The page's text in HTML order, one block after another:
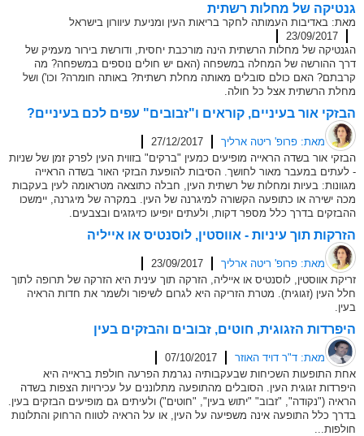
גנטיקה של מחלות רשתית
מאת: באדיבות העמותה לחקר בריאות העין ומניעת עיוורון בישראל
23/09/2017
הגנטיקה של מחלות הרשתית הינה מורכבת יחסית, ודורשת בירור מעמיק של
דרך ההורשה של המחלה במשפחה (האם יש חולים נוספים במשפחה? מה
קרבתם? האם כולם סובלים מאותה מחלת רשתית? באותה חומרה? וכו') ושל
מחלת הרשתית אצל כל חולה.
הבזקי אור בעיניים, קוראים ו"זבובים" עפים לכם בעיניים?
מאת: פרופ' ריטה ארליך
27/12/2017
הבזקי אור בשדה הראייה מופיעים כמעין "ברקים" בזווית העין לפרק זמן של שניות
- לעתים במעבר מאור לחושך. הסיבות להופעת הבזקי האור בשדה הראייה
מגוונות: בעיות ומחלות של רשתית העין, חבלה כתוצאה מטראומה לעין בעקבות
מכה ישירה או כתופעה הקשורה למיגרנה של העין. במקרה של מיגרנה, יימשכו
ההבזקים בדרך כלל מספר דקות, ולעתים יופיעו כזיגזגים ובצבעים.
הזרקות תוך עיניות - אווסטין, לוסנטיס או אייליה
מאת: פרופ' ריטה ארליך
23/09/2017
זריקת אווסטין, לוסנטיס או אייליה, הזרקה תוך עינית היא הזרקה של תרופה לתוך
חלל העין (זגוגית). מטרת הזריקה היא לגרום לשיפור ולשמר את חדות הראיה
בעין.
היפרדות הזגוגית, חוטים, זבובים והבזקים בעין
מאת: ד"ר דויד האוזר
07/10/2017
אחת התופעות השכיחות שבעקבותיה נגרמת הפרעה חולפת בראייה היא
היפרדות זגוגית העין. הסובלים מהתופעה מתלוננים על עכירויות הצפות בשדה
הראיה ("נקודה", "זבוב" "יתוש בעין", "חוטים") ולעיתים גם מופיעים הבזקים בעין.
בדרך כלל התופעה אינה משפיעה על העין, או על הראיה לטווח הרחוק והתלונות
חולפות...